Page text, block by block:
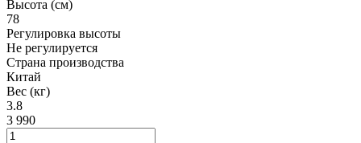
Высота (см)
78
Регулировка высоты
Не регулируется
Страна производства
Китай
Вес (кг)
3.8
3 990